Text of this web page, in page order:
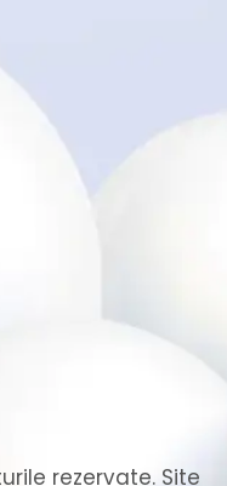
rezervate. Site